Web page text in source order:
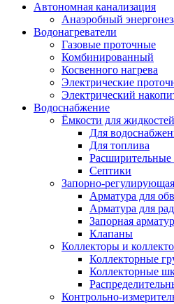
Автономная канализация
Анаэробный
Водонагреватели
Газовые проточные
Комбинированный
Косвенного нагрева
Электрические
Электрический
Водоснабжение
Ёмкости для жидкостей
Для
Для топлива
Расширительные
Септики
Запорно-
Арматура для
Арматура для
Запорная
Клапаны
Коллекторы и
Коллекторные
Коллекторные
Контрольно-